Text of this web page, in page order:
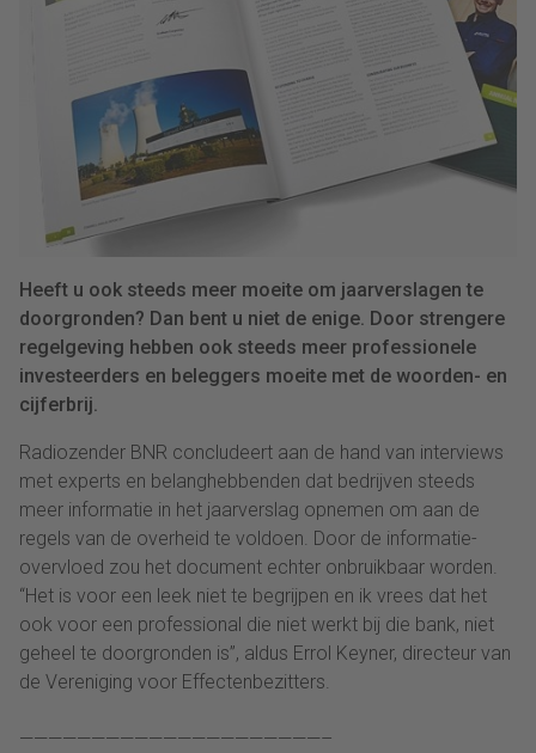
Heeft u ook steeds meer moeite om jaarverslagen te
doorgronden? Dan bent u niet de enige. Door strengere
regelgeving hebben ook steeds meer professionele
investeerders en beleggers moeite met de woorden- en
cijferbrij.
Radiozender BNR concludeert aan de hand van interviews
met experts en belanghebbenden dat bedrijven steeds
meer informatie in het jaarverslag opnemen om aan de
regels van de overheid te voldoen. Door de informatie-
overvloed zou het document echter onbruikbaar worden.
“Het is voor een leek niet te begrijpen en ik vrees dat het
ook voor een professional die niet werkt bij die bank, niet
geheel te doorgronden is”, aldus Errol Keyner, directeur van
de Vereniging voor Effectenbezitters.
—————————————————————–